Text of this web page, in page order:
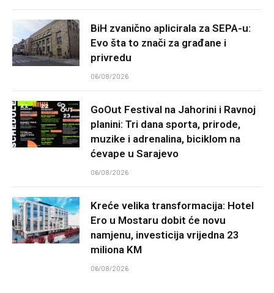
BiH zvanično aplicirala za SEPA-u:
Evo šta to znači za građane i
privredu
06/08/2026
GoOut Festival na Jahorini i Ravnoj
planini: Tri dana sporta, prirode,
muzike i adrenalina, biciklom na
ćevape u Sarajevo
06/08/2026
Kreće velika transformacija: Hotel
Ero u Mostaru dobit će novu
namjenu, investicija vrijedna 23
miliona KM
06/08/2026